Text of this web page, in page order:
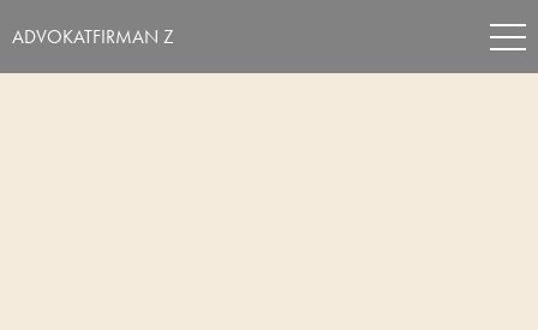
ADVOKATFIRMAN Z